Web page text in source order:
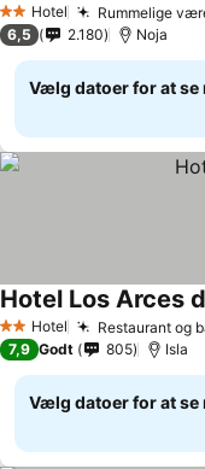
2 Stjerner
Hotel Rummelige
6,5 2.180 Noja
Vælg datoer for at
2 Stjerner
Hotel Restaurant og
Hotel Los Arces
7,9 Godt 805 Isla
Vælg datoer for at